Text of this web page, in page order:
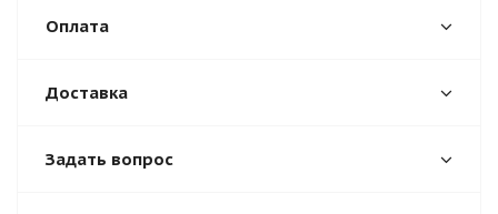
Оплата
Доставка
Задать вопрос